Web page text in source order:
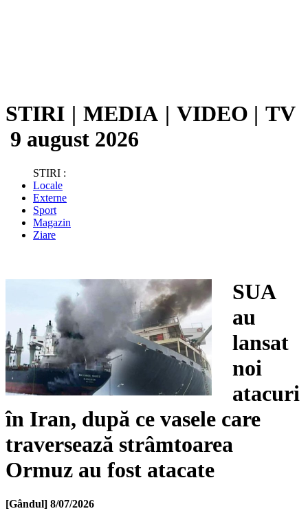
STIRI | MEDIA | VIDEO | TV
9 august 2026
STIRI :
Locale
Externe
Sport
Magazin
Ziare
SUA
au
lansat
noi
atacuri
în Iran, după ce vasele care
traversează strâmtoarea
Ormuz au fost atacate
[Gândul] 8/07/2026